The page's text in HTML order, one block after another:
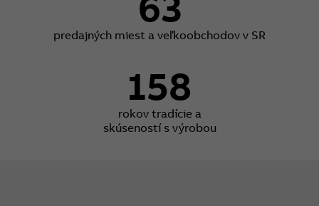
predajných miest a veľkoobchodov v SR
158
rokov tradície a
skúseností s výrobou